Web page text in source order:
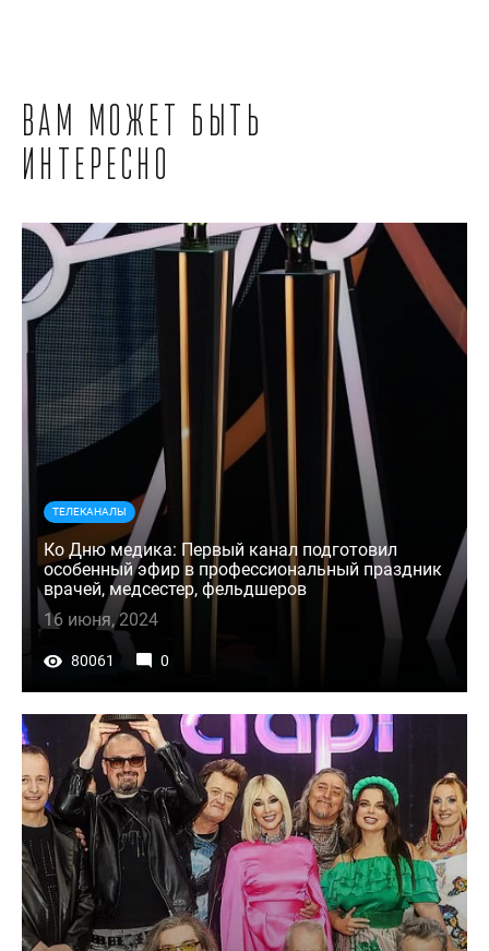
Вам может быть
интересно
ТЕЛЕКАНАЛЫ
Ко Дню медика: Первый канал подготовил
особенный эфир в профессиональный праздник
врачей, медсестер, фельдшеров
16 июня, 2024
80061 0